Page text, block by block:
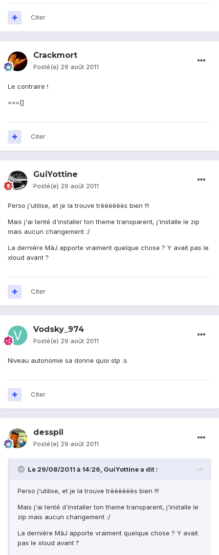
Citer
Crackmort
Posté(e) 29 août 2011
Le contraire !
===[]
Citer
GuiYottine
Posté(e) 29 août 2011
Perso j'utilise, et je la trouve trèèèèèès bien !!!
Mais j'ai tenté d'installer ton theme transparent, j'installe le zip
mais aucun changement :/
La dernière MàJ apporte vraiment quelque chose ? Y avait pas le
xloud avant ?
Citer
Vodsky_974
Posté(e) 29 août 2011
Niveau autonomie sa donne quoi stp :s
Citer
desspil
Posté(e) 29 août 2011
Le 29/08/2011 à 14:26, GuiYottine a dit :
Perso j'utilise, et je la trouve trèèèèèès bien !!!
Mais j'ai tenté d'installer ton theme transparent, j'installe le
zip mais aucun changement :/
La dernière MàJ apporte vraiment quelque chose ? Y avait
pas le xloud avant ?